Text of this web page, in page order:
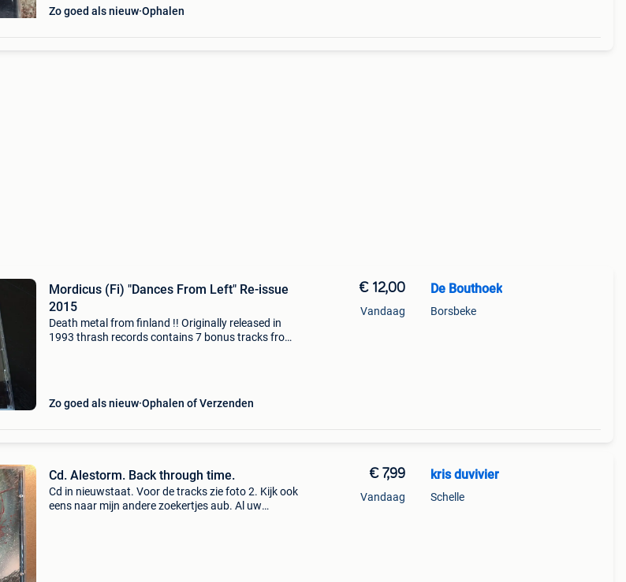
Zo goed als nieuw Ophalen
Mordicus (Fi) "Dances From Left" Re-issue
2015
Death metal from finland !! Originally released in
1993 thrash records contains 7 bonus tracks from
Zo goed als nieuw Ophalen of Verzenden
€ 12,00
Vandaag
De Bouthoek
Borsbeke
Cd. Alestorm. Back through time.
Cd in nieuwstaat. Voor de tracks zie foto 2. Kijk ook
eens naar mijn andere zoekertjes aub. Al uw
€ 7,99
Vandaag
kris duvivier
Schelle